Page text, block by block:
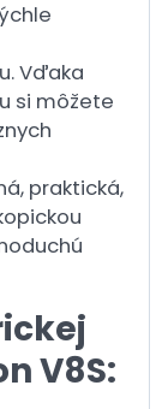
Vďaka
si môžete
praktická,
V8S: